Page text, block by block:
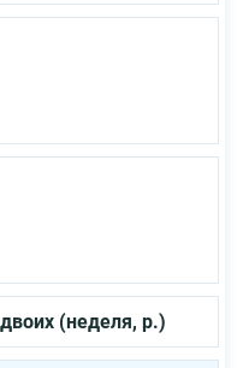
воих (неделя, р.)